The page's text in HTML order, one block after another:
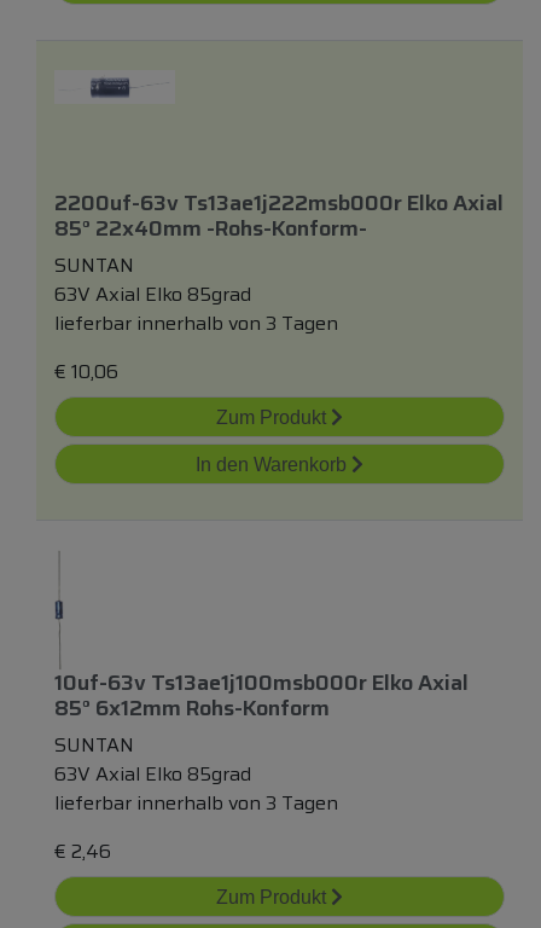
2200uf-63v Ts13ae1j222msb000r Elko Axial
85° 22x40mm -rohs-Konform-
SUNTAN
63V Axial Elko 85grad
lieferbar innerhalb von 3 Tagen
€ 10,06
Zum Produkt
In den Warenkorb
10uf-63v Ts13ae1j100msb000r Elko Axial
85° 6x12mm Rohs-Konform
SUNTAN
63V Axial Elko 85grad
lieferbar innerhalb von 3 Tagen
€ 2,46
Zum Produkt